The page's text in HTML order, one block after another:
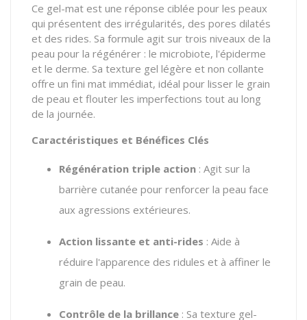
Ce gel-mat est une réponse ciblée pour les peaux
qui présentent des irrégularités, des pores dilatés
et des rides. Sa formule agit sur trois niveaux de la
peau pour la régénérer : le microbiote, l'épiderme
et le derme. Sa texture gel légère et non collante
offre un fini mat immédiat, idéal pour lisser le grain
de peau et flouter les imperfections tout au long
de la journée.
Caractéristiques et Bénéfices Clés
Régénération triple action : Agit sur la
barrière cutanée pour renforcer la peau face
aux agressions extérieures.
Action lissante et anti-rides : Aide à
réduire l'apparence des ridules et à affiner le
grain de peau.
Contrôle de la brillance : Sa texture gel-